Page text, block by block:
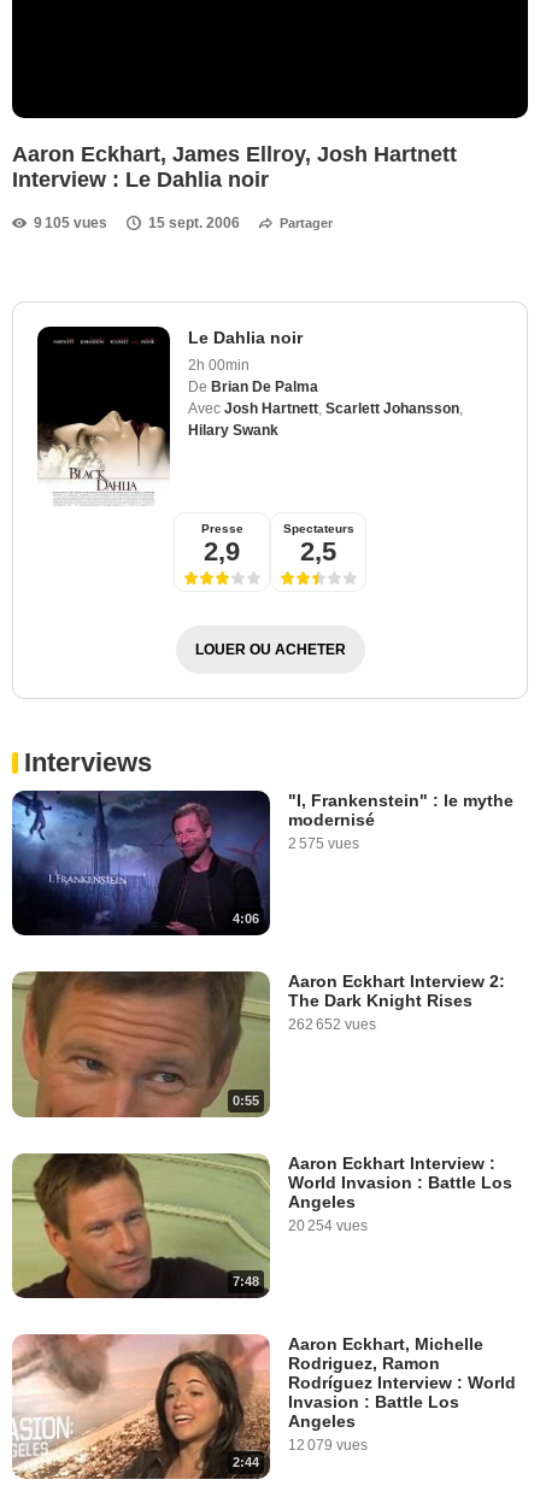
Aaron Eckhart, James Ellroy, Josh Hartnett
Interview : Le Dahlia noir
9 105 vues 15 sept. 2006 Partager
Le Dahlia noir
2h 00min
De Brian De Palma
Avec Josh Hartnett Scarlett Johansson
Hilary Swank
Presse
2,9
Spectateurs
2,5
LOUER OU ACHETER
Interviews
4:06
"I, Frankenstein" : le mythe
modernisé
2 575 vues
0:55
Aaron Eckhart Interview 2:
The Dark Knight Rises
262 652 vues
7:48
Aaron Eckhart Interview :
World Invasion : Battle Los
Angeles
20 254 vues
2:44
Aaron Eckhart, Michelle
Rodriguez, Ramon
Rodríguez Interview : World
Invasion : Battle Los
Angeles
12 079 vues